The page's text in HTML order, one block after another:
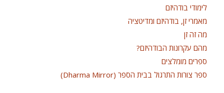
לימודי בודהיזם
מאמרי זן, בודהיזם ומדיטציה
מה זה זן
מהם עקרונות הבודהיזם?
ספרים מומלצים
ספר צורות התרגול בבית הספר (Dharma Mirror)